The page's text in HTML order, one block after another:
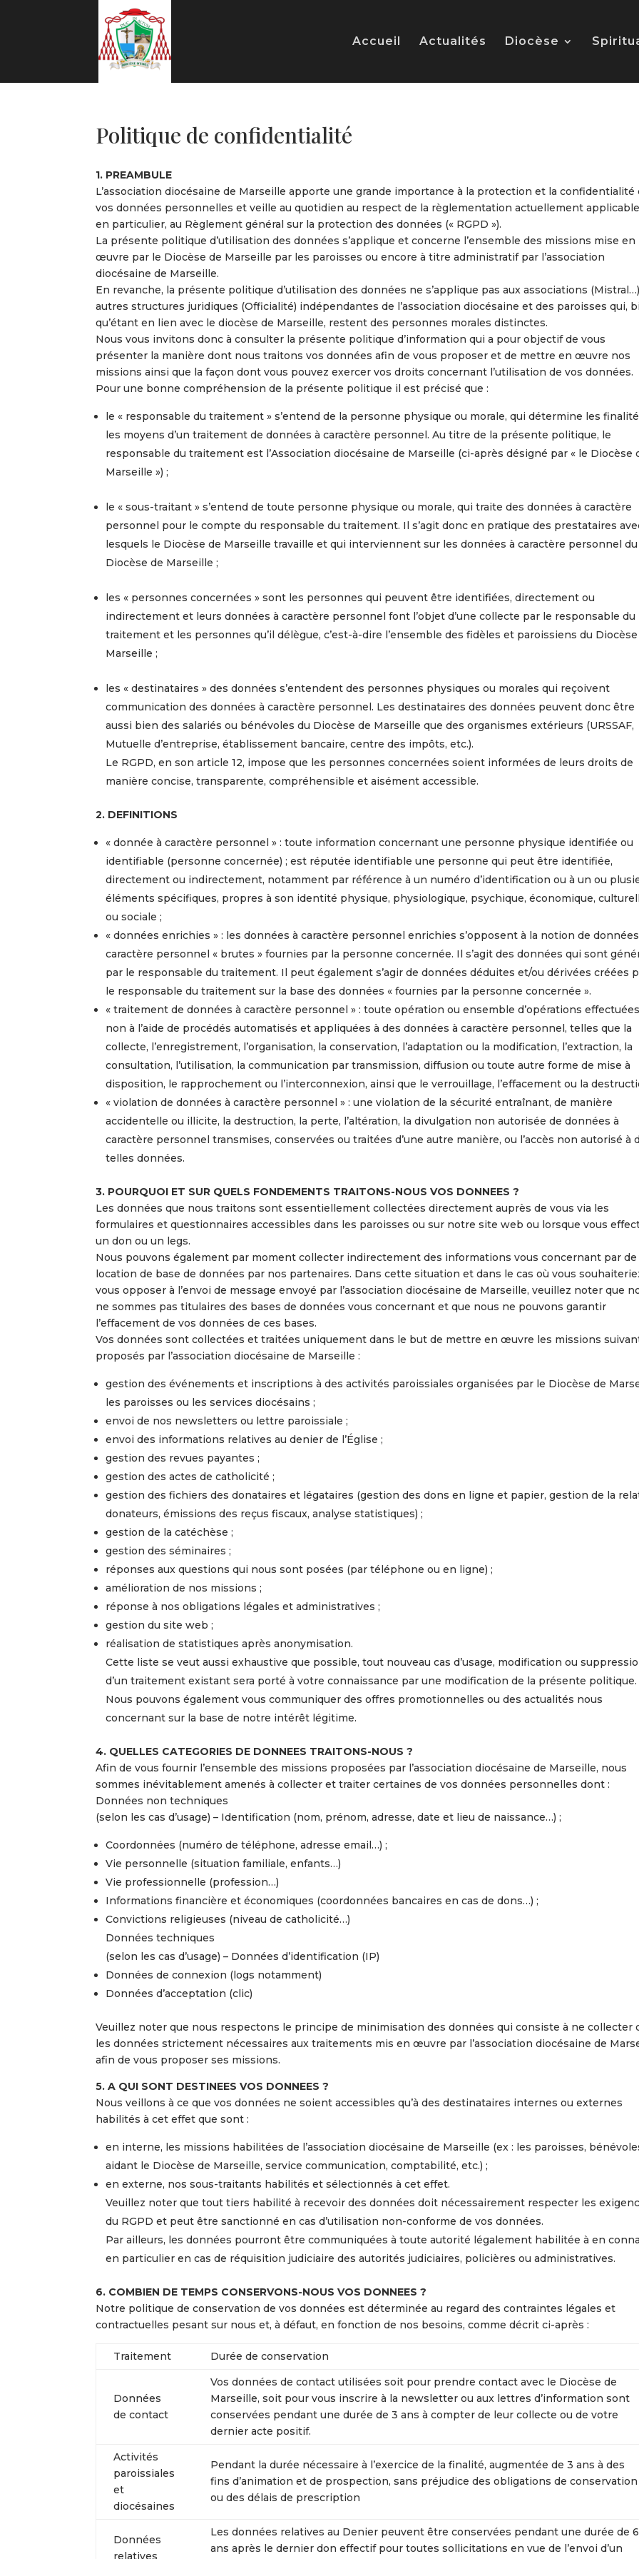
Accueil Actualités Diocèse
Politique de confidentialité
1. PREAMBULE
L’association diocésaine de Marseille apporte une grande importance à la protection et la confidentialité
vos données personnelles et veille au quotidien au respect de la règlementation actuellement
en particulier, au Règlement général sur la protection des données (« RGPD »).
La présente politique d’utilisation des données s’applique et concerne l’ensemble des missions mise en
œuvre par le Diocèse de Marseille par les paroisses ou encore à titre administratif par l’association
diocésaine de Marseille.
En revanche, la présente politique d’utilisation des données ne s’applique pas aux associations
autres structures juridiques (Officialité) indépendantes de l’association diocésaine et des paroisses qui,
qu’étant en lien avec le diocèse de Marseille, restent des personnes morales distinctes.
Nous vous invitons donc à consulter la présente politique d’information qui a pour objectif de vous
présenter la manière dont nous traitons vos données afin de vous proposer et de mettre en œuvre nos
missions ainsi que la façon dont vous pouvez exercer vos droits concernant l’utilisation de vos données.
Pour une bonne compréhension de la présente politique il est précisé que :
le « responsable du traitement » s’entend de la personne physique ou morale, qui détermine les
les moyens d’un traitement de données à caractère personnel. Au titre de la présente politique, le
responsable du traitement est l’Association diocésaine de Marseille (ci-après désigné par « le Diocèse
Marseille ») ;
le « sous-traitant » s’entend de toute personne physique ou morale, qui traite des données à caractère
personnel pour le compte du responsable du traitement. Il s’agit donc en pratique des prestataires
lesquels le Diocèse de Marseille travaille et qui interviennent sur les données à caractère personnel du
Diocèse de Marseille ;
les « personnes concernées » sont les personnes qui peuvent être identifiées, directement ou
indirectement et leurs données à caractère personnel font l’objet d’une collecte par le responsable du
traitement et les personnes qu’il délègue, c’est-à-dire l’ensemble des fidèles et paroissiens du
Marseille ;
les « destinataires » des données s’entendent des personnes physiques ou morales qui reçoivent
communication des données à caractère personnel. Les destinataires des données peuvent donc être
aussi bien des salariés ou bénévoles du Diocèse de Marseille que des organismes extérieurs (URSSAF,
Mutuelle d’entreprise, établissement bancaire, centre des impôts, etc.).
Le RGPD, en son article 12, impose que les personnes concernées soient informées de leurs droits de
manière concise, transparente, compréhensible et aisément accessible.
2. DEFINITIONS
« donnée à caractère personnel » : toute information concernant une personne physique identifiée ou
identifiable (personne concernée) ; est réputée identifiable une personne qui peut être identifiée,
directement ou indirectement, notamment par référence à un numéro d’identification ou à un ou
éléments spécifiques, propres à son identité physique, physiologique, psychique, économique,
ou sociale ;
« données enrichies » : les données à caractère personnel enrichies s’opposent à la notion de
caractère personnel « brutes » fournies par la personne concernée. Il s’agit des données qui sont
par le responsable du traitement. Il peut également s’agir de données déduites et/ou dérivées créées
le responsable du traitement sur la base des données « fournies par la personne concernée ».
« traitement de données à caractère personnel » : toute opération ou ensemble d’opérations
non à l’aide de procédés automatisés et appliquées à des données à caractère personnel, telles que la
collecte, l’enregistrement, l’organisation, la conservation, l’adaptation ou la modification, l’extraction, la
consultation, l’utilisation, la communication par transmission, diffusion ou toute autre forme de mise à
disposition, le rapprochement ou l’interconnexion, ainsi que le verrouillage, l’effacement ou la
« violation de données à caractère personnel » : une violation de la sécurité entraînant, de manière
accidentelle ou illicite, la destruction, la perte, l’altération, la divulgation non autorisée de données à
caractère personnel transmises, conservées ou traitées d’une autre manière, ou l’accès non autorisé à
telles données.
3. POURQUOI ET SUR QUELS FONDEMENTS TRAITONS-NOUS VOS DONNEES ?
Les données que nous traitons sont essentiellement collectées directement auprès de vous via les
formulaires et questionnaires accessibles dans les paroisses ou sur notre site web ou lorsque vous
un don ou un legs.
Nous pouvons également par moment collecter indirectement des informations vous concernant par de
location de base de données par nos partenaires. Dans cette situation et dans le cas où vous
vous opposer à l’envoi de message envoyé par l’association diocésaine de Marseille, veuillez noter que
ne sommes pas titulaires des bases de données vous concernant et que nous ne pouvons garantir
l’effacement de vos données de ces bases.
Vos données sont collectées et traitées uniquement dans le but de mettre en œuvre les missions
proposés par l’association diocésaine de Marseille :
gestion des événements et inscriptions à des activités paroissiales organisées par le Diocèse de
les paroisses ou les services diocésains ;
envoi de nos newsletters ou lettre paroissiale ;
envoi des informations relatives au denier de l’Église ;
gestion des revues payantes ;
gestion des actes de catholicité ;
gestion des fichiers des donataires et légataires (gestion des dons en ligne et papier, gestion de la
donateurs, émissions des reçus fiscaux, analyse statistiques) ;
gestion de la catéchèse ;
gestion des séminaires ;
réponses aux questions qui nous sont posées (par téléphone ou en ligne) ;
amélioration de nos missions ;
réponse à nos obligations légales et administratives ;
gestion du site web ;
réalisation de statistiques après anonymisation.
Cette liste se veut aussi exhaustive que possible, tout nouveau cas d’usage, modification ou
d’un traitement existant sera porté à votre connaissance par une modification de la présente politique.
Nous pouvons également vous communiquer des offres promotionnelles ou des actualités nous
concernant sur la base de notre intérêt légitime.
4. QUELLES CATEGORIES DE DONNEES TRAITONS-NOUS ?
Afin de vous fournir l’ensemble des missions proposées par l’association diocésaine de Marseille, nous
sommes inévitablement amenés à collecter et traiter certaines de vos données personnelles dont :
Données non techniques
(selon les cas d’usage) – Identification (nom, prénom, adresse, date et lieu de naissance…) ;
Coordonnées (numéro de téléphone, adresse email…) ;
Vie personnelle (situation familiale, enfants…)
Vie professionnelle (profession…)
Informations financière et économiques (coordonnées bancaires en cas de dons…) ;
Convictions religieuses (niveau de catholicité…)
Données techniques
(selon les cas d’usage) – Données d’identification (IP)
Données de connexion (logs notamment)
Données d’acceptation (clic)
Veuillez noter que nous respectons le principe de minimisation des données qui consiste à ne collecter
les données strictement nécessaires aux traitements mis en œuvre par l’association diocésaine de
afin de vous proposer ses missions.
5. A QUI SONT DESTINEES VOS DONNEES ?
Nous veillons à ce que vos données ne soient accessibles qu’à des destinataires internes ou externes
habilités à cet effet que sont :
en interne, les missions habilitées de l’association diocésaine de Marseille (ex : les paroisses,
aidant le Diocèse de Marseille, service communication, comptabilité, etc.) ;
en externe, nos sous-traitants habilités et sélectionnés à cet effet.
Veuillez noter que tout tiers habilité à recevoir des données doit nécessairement respecter les
du RGPD et peut être sanctionné en cas d’utilisation non-conforme de vos données.
Par ailleurs, les données pourront être communiquées à toute autorité légalement habilitée à en
en particulier en cas de réquisition judiciaire des autorités judiciaires, policières ou administratives.
6. COMBIEN DE TEMPS CONSERVONS-NOUS VOS DONNEES ?
Notre politique de conservation de vos données est déterminée au regard des contraintes légales et
contractuelles pesant sur nous et, à défaut, en fonction de nos besoins, comme décrit ci-après :
Traitement Durée de conservation
Données
de contact
Vos données de contact utilisées soit pour prendre contact avec le Diocèse de
Marseille, soit pour vous inscrire à la newsletter ou aux lettres d’information sont
conservées pendant une durée de 3 ans à compter de leur collecte ou de votre
dernier acte positif.
Activités
paroissiales
et
diocésaines
Pendant la durée nécessaire à l’exercice de la finalité, augmentée de 3 ans à des
fins d’animation et de prospection, sans préjudice des obligations de conservation
ou des délais de prescription
Données
relatives
Les données relatives au Denier peuvent être conservées pendant une durée de 6
ans après le dernier don effectif pour toutes sollicitations en vue de l’envoi d’un